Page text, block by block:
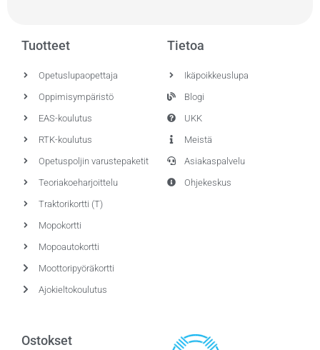
Tuotteet
Opetuslupaopettaja
Oppimisympäristö
EAS-koulutus
RTK-koulutus
Opetuspoljin varustepaketit
Teoriakoeharjoittelu
Traktorikortti (T)
Mopokortti
Mopoautokortti
Moottoripyöräkortti
Ajokieltokoulutus
Tietoa
Ikäpoikkeuslupa
Blogi
UKK
Meistä
Asiakaspalvelu
Ohjekeskus
Ostokset